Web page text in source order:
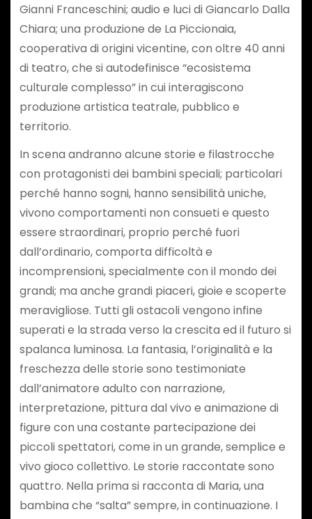
Gianni Franceschini; audio e luci di Giancarlo Dalla
Chiara; una produzione de La Piccionaia,
cooperativa di origini vicentine, con oltre 40 anni
di teatro, che si autodefinisce “ecosistema
culturale complesso” in cui interagiscono
produzione artistica teatrale, pubblico e
territorio.
In scena andranno alcune storie e filastrocche
con protagonisti dei bambini speciali; particolari
perché hanno sogni, hanno sensibilità uniche,
vivono comportamenti non consueti e questo
essere straordinari, proprio perché fuori
dall’ordinario, comporta difficoltà e
incomprensioni, specialmente con il mondo dei
grandi; ma anche grandi piaceri, gioie e scoperte
meravigliose. Tutti gli ostacoli vengono infine
superati e la strada verso la crescita ed il futuro si
spalanca luminosa. La fantasia, l’originalità e la
freschezza delle storie sono testimoniate
dall’animatore adulto con narrazione,
interpretazione, pittura dal vivo e animazione di
figure con una costante partecipazione dei
piccoli spettatori, come in un grande, semplice e
vivo gioco collettivo. Le storie raccontate sono
quattro. Nella prima si racconta di Maria, una
bambina che “salta” sempre, in continuazione. I